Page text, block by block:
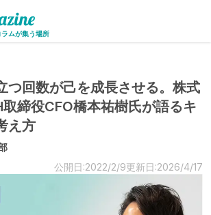
ムが集う場所
つ回数が己を成長させる。株式
締役CFO橋本祐樹氏が語るキ
え方
公開日:2022/2/9更新日:2026/4/17